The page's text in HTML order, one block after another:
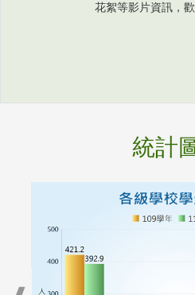
花絮等影片資訊，
統計